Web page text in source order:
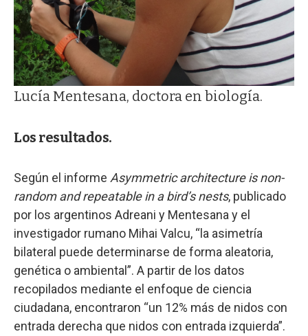
Lucía Mentesana, doctora en biología.
Los resultados.
Según el informe Asymmetric architecture is non-
random and repeatable in a bird’s nests, publicado
por los argentinos Adreani y Mentesana y el
investigador rumano Mihai Valcu, “la asimetría
bilateral puede determinarse de forma aleatoria,
genética o ambiental”. A partir de los datos
recopilados mediante el enfoque de ciencia
ciudadana, encontraron “un 12% más de nidos con
entrada derecha que nidos con entrada izquierda”.